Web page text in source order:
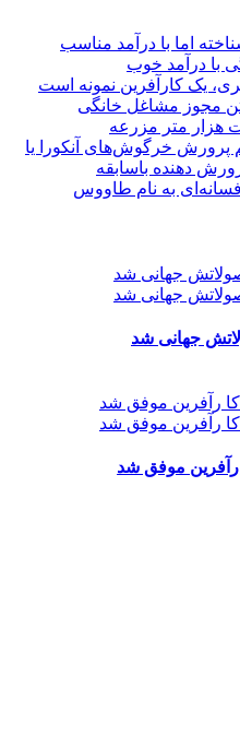
اما با درآمد مناسب
با درآمد خوب
مجوز مشاغل خانگی
هزار متر مزرعه
پرورش خرگوش‌های آنکورا یا
دهنده باسابقه
به نام طاووس
جهانی شد
موفق شد